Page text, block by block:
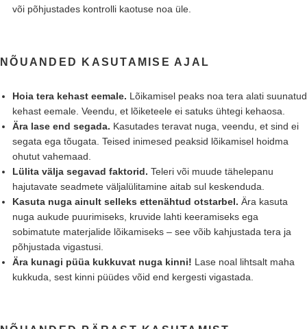
või põhjustades kontrolli kaotuse noa üle.
NÕUANDED KASUTAMISE AJAL
Hoia tera kehast eemale. Lõikamisel peaks noa tera alati suunatud
kehast eemale. Veendu, et lõiketeele ei satuks ühtegi kehaosa.
Ära lase end segada. Kasutades teravat nuga, veendu, et sind ei
segata ega tõugata. Teised inimesed peaksid lõikamisel hoidma
ohutut vahemaad.
Lülita välja segavad faktorid. Teleri või muude tähelepanu
hajutavate seadmete väljalülitamine aitab sul keskenduda.
Kasuta nuga ainult selleks ettenähtud otstarbel. Ära kasuta
nuga aukude puurimiseks, kruvide lahti keeramiseks ega
sobimatute materjalide lõikamiseks – see võib kahjustada tera ja
põhjustada vigastusi.
Ära kunagi püüa kukkuvat nuga kinni! Lase noal lihtsalt maha
kukkuda, sest kinni püüdes võid end kergesti vigastada.